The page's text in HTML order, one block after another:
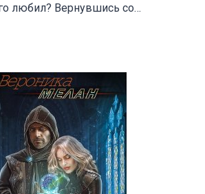
любил? Вернувшись со…